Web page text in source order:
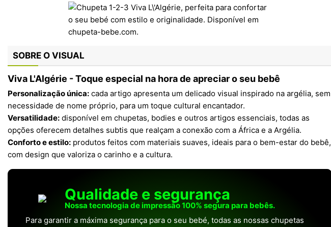
SOBRE O VISUAL
Viva L'Algérie - Toque especial na hora de apreciar o seu bebê
Personalização única: cada artigo apresenta um delicado visual inspirado na argélia, sem
necessidade de nome próprio, para um toque cultural encantador.
Versatilidade: disponível em chupetas, bodies e outros artigos essenciais, todas as
opções oferecem detalhes subtis que realçam a conexão com a África e a Argélia.
Conforto e estilo: produtos feitos com materiais suaves, ideais para o bem-estar do bebê,
com design que valoriza o carinho e a cultura.
Qualidade e segurança
Nossa tecnologia de impressão 100% segura para bebês.
Para garantir a máxima segurança para o seu bebé, todas as nossas chupetas